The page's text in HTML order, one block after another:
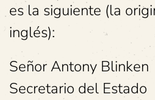
es la siguiente (la
inglés):
Señor Antony Blinken
Secretario del Estado